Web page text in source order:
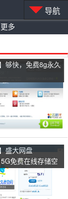
更多
导航
够快，免费8g永久
盛大网盘
免费在线存储空